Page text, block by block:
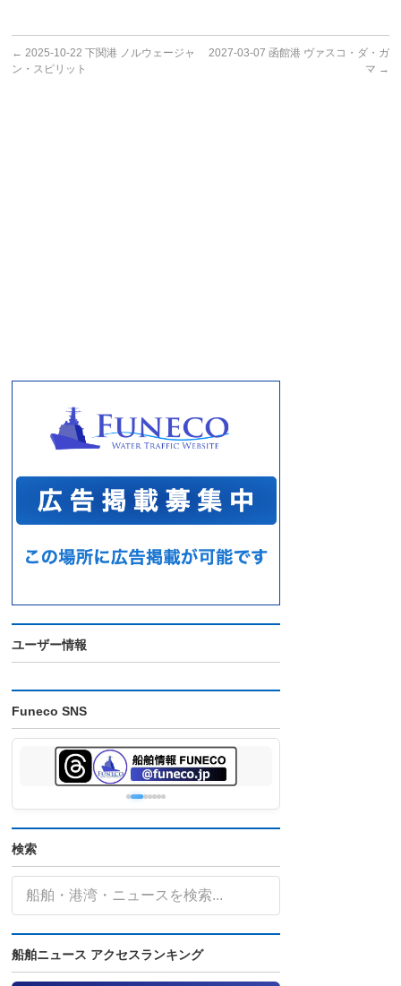
← 2025-10-22 下関港 ノルウェージャ
ン・スピリット
2027-03-07 函館港 ヴァスコ・ダ・ガ
マ →
ユーザー情報
Funeco SNS
検索
船舶ニュース アクセスランキング